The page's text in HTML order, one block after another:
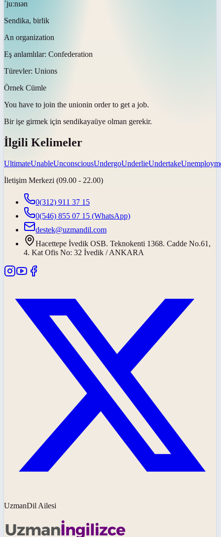
ˈjuːnɪən
Sendika, birlik
An organization
Eş anlamlılar: Confederation
Türevler: Unions
Örnek Cümle
You have to join the unionin order to get a job.
Bir işe girmek için sendikayaüye olman gerekir.
İlgili Kelimeler
UltimateUnableUnconsciousUndergoUnderlieUndertake
İletişim Merkezi (09.00 - 22.00)
0(312) 911 37 15
0(546) 855 07 15 (WhatsApp)
destek@uzmandil.com
Hacettepe İvedik OSB. Teknokenti 1368. Cadde No.61,
4. Kat Ofis No: 32 İvedik / ANKARA
UzmanDil Ailesi